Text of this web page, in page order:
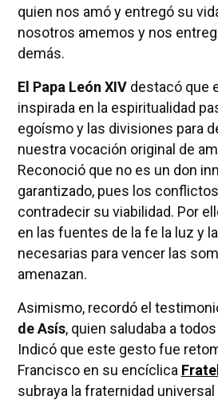
quien nos amó y entregó su
nosotros amemos y nos
demás.
El Papa León XIVdestacó que
inspirada en la espiritualidad
egoísmo y las divisiones para
nuestra vocación original de
Reconoció que no es un don
garantizado, pues los
contradecir su viabilidad. Por
en las fuentes de la fe la luz y
necesarias para vencer las
amenazan.
Asimismo, recordó el
de Asís, quien saludaba a
Indicó que este gesto fue
Francisco en su encíclica
subraya la fraternidad